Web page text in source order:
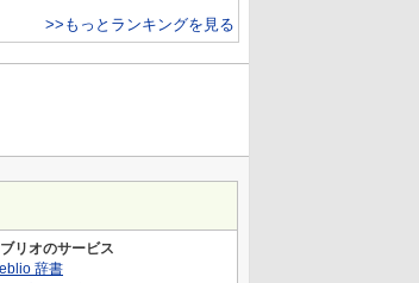
>>もっとランキングを見る
リオのサービス
辞書